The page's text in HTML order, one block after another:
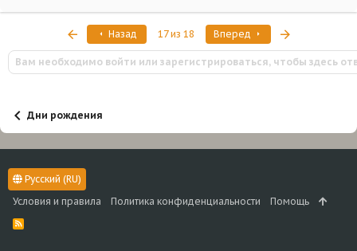
ПервыйНазад 17 из 18 Вперед
Вам необходимо войти или зарегистрироваться, чтобы здесь
Дни рождения
Русский (RU)
Условия и правила
Политика конфиденциальности Помощь
R